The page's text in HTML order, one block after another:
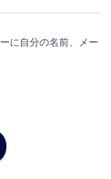
に自分の名前、メー